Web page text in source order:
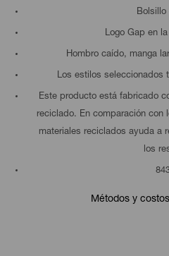
Bolsillo
Logo Gap en
Hombro caído, manga
Los estilos seleccionados
Este producto está fabricado
reciclado. En comparación con
materiales reciclados ayuda a
los
Métodos y